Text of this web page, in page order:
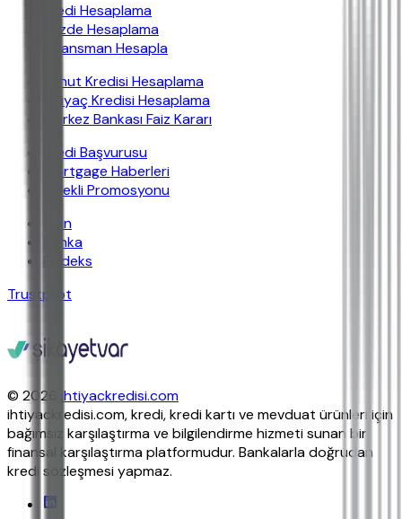
Kredi Hesaplama
Yüzde Hesaplama
Finansman Hesapla
Konut Kredisi Hesaplama
İhtiyaç Kredisi Hesaplama
Merkez Bankası Faiz Kararı
Kredi Başvurusu
Mortgage Haberleri
Emekli Promosyonu
İban
Banka
Findeks
Trustpilot
© 2026
ihtiyackredisi.com
ihtiyackredisi.com, kredi, kredi kartı ve mevduat ürünleri için
bağımsız karşılaştırma ve bilgilendirme hizmeti sunan bir
finansal karşılaştırma platformudur. Bankalarla doğrudan
kredi sözleşmesi yapmaz.